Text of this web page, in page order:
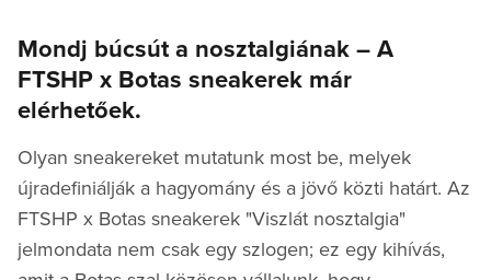
Mondj búcsút a nosztalgiának – A
FTSHP x Botas sneakerek már
elérhetőek.
Olyan sneakereket mutatunk most be, melyek
újradefiniálják a hagyomány és a jövő közti határt. Az
FTSHP x Botas sneakerek "Viszlát nosztalgia"
jelmondata nem csak egy szlogen; ez egy kihívás,